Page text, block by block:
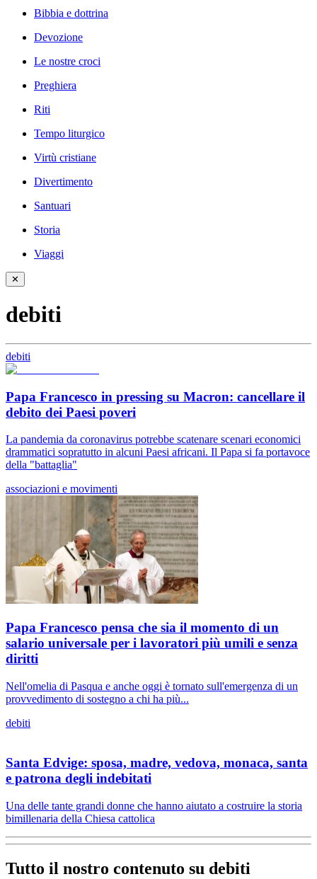
Bibbia e dottrina
Devozione
Le nostre croci
Preghiera
Riti
Tempo liturgico
Virtù cristiane
Divertimento
Santuari
Storia
Viaggi
✕
debiti
debiti
Papa Francesco in pressing su Macron: cancellare il
debito dei Paesi poveri
La pandemia da coronavirus potrebbe scatenare scenari economici
drammatici sopratutto in alcuni Paesi africani. Il Papa si fa portavoce
della "battaglia"
associazioni e movimenti
Papa Francesco pensa che sia il momento di un
salario universale per i lavoratori più umili e senza
diritti
Nell'omelia di Pasqua e anche oggi è tornato sull'emergenza di un
provvedimento di sostegno a chi ha più...
debiti
Santa Edvige: sposa, madre, vedova, monaca, santa
e patrona degli indebitati
Una delle tante grandi donne che hanno aiutato a costruire la storia
bimillenaria della Chiesa cattolica
Tutto il nostro contenuto su debiti